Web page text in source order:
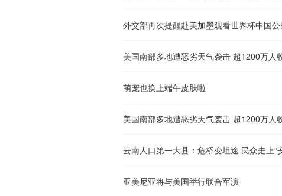
外交部再次提醒赴美加墨观看世界杯中国
美国南部多地遭恶劣天气袭击 超1200万人
萌宠也换上端午皮肤啦
美国南部多地遭恶劣天气袭击 超1200万人
云南人口第一大县：危桥变坦途 民众走上“
亚美尼亚将与美国举行联合军演